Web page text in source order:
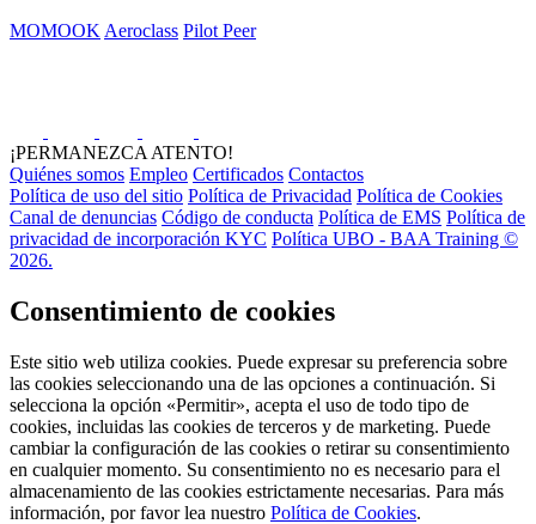
MOMOOK Aeroclass Pilot Peer
¡PERMANEZCA ATENTO!
Quiénes somos Empleo Certificados Contactos
Política de uso del sitio Política de Privacidad Política de Cookies
Canal de denuncias Código de conducta Política de EMS Política de
privacidad de incorporación KYC Política UBO - BAA Training ©
2026.
Consentimiento de cookies
Este sitio web utiliza cookies. Puede expresar su preferencia sobre
las cookies seleccionando una de las opciones a continuación. Si
selecciona la opción «Permitir», acepta el uso de todo tipo de
cookies, incluidas las cookies de terceros y de marketing. Puede
cambiar la configuración de las cookies o retirar su consentimiento
en cualquier momento. Su consentimiento no es necesario para el
almacenamiento de las cookies estrictamente necesarias. Para más
información, por favor lea nuestro Política de Cookies.